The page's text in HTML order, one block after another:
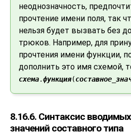
неоднозначность,
прочтение имени поля, так
нельзя будет вызвать без
трюков. Например, для
прочтения имени функции,
дополнить это имя схемой,
схема.функция(
8.16.6. Синтаксис
значений составного типа